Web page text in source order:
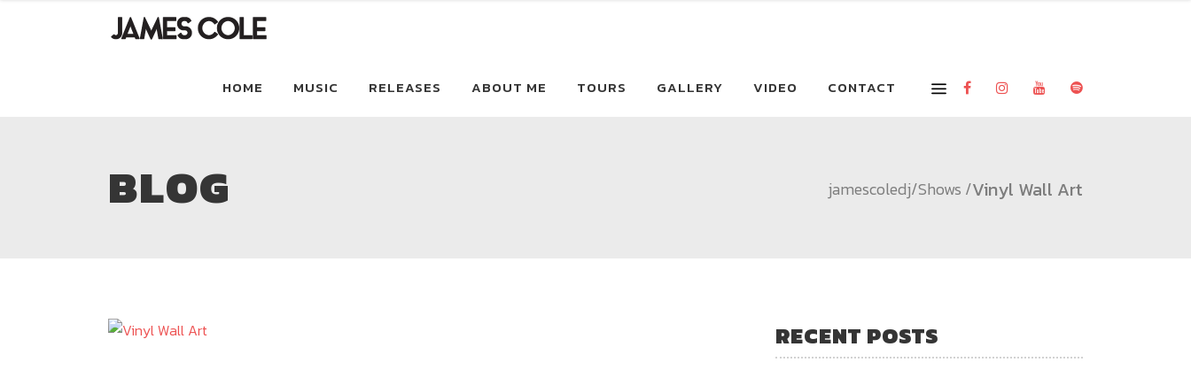
HOME MUSIC RELEASES ABOUT ME TOURS GALLERY VIDEO CONTACT
BLOG jamescoledj/Shows /Vinyl Wall Art
RECENT POSTS